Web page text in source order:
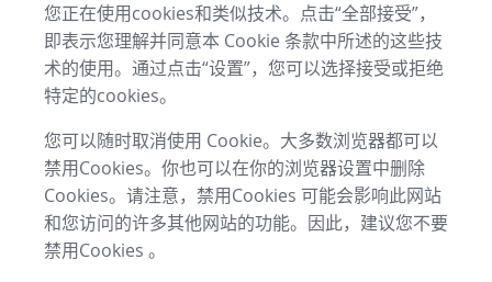
您正在使用cookies和类似技术。点击“全部接受”，
即表示您理解并同意本 Cookie 条款中所述的这些技
术的使用。通过点击“设置”，您可以选择接受或拒绝
特定的cookies。
您可以随时取消使用 Cookie。大多数浏览器都可以
禁用Cookies。你也可以在你的浏览器设置中删除
Cookies。请注意，禁用Cookies 可能会影响此网站
和您访问的许多其他网站的功能。因此，建议您不要
禁用Cookies 。